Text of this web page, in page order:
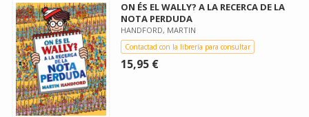
ON ÉS EL WALLY? A LA RECERCA DE LA
NOTA PERDUDA
HANDFORD, MARTIN
Contactad con la librería para consultar
15,95 €